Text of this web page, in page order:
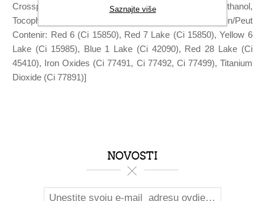
Crosspolymer, Diisostearyl Malate, Phenoxyethanol,
Tocopheryl Acetate, Ethylhexylglycerin, [+/- May Contain/Peut
Contenir: Red 6 (Ci 15850), Red 7 Lake (Ci 15850), Yellow 6
Lake (Ci 15985), Blue 1 Lake (Ci 42090), Red 28 Lake (Ci
45410), Iron Oxides (Ci 77491, Ci 77492, Ci 77499), Titanium
Dioxide (Ci 77891)]
NOVOSTI
Saznajte više